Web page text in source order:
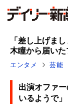
「差し上げま
木瞳から届い
エンタメ 芸能
出演オファ
いるようで」